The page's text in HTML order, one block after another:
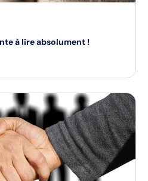
à lire absolument !